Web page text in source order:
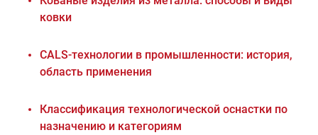
ковки
CALS-технологии в промышленности: история,
область применения
Классификация технологической оснастки по
назначению и категориям